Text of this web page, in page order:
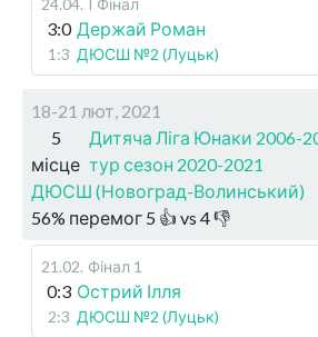
24.04. I Фінал
3:0 Держай Роман
1:3 ДЮСШ №2 (Луцьк)
18-21 лют, 2021
5
місце
Дитяча Ліга Юнаки 2006-
тур сезон 2020-2021
ДЮСШ (Новоград-Волинський)
56% перемог 5 👍 vs 4👎
21.02. Фінал 1
0:3 Острий Ілля
2:3 ДЮСШ №2 (Луцьк)